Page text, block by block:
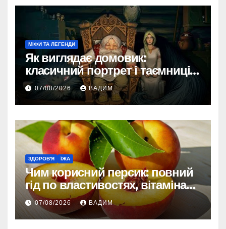
МІФИ ТА ЛЕГЕНДИ
Як виглядає домовик:
класичний портрет і таємниці
зовнішності
07/08/2026 ВАДИМ
ЗДОРОВ'Я ЇЖА
Чим корисний персик: повний
гід по властивостях, вітамінах і
впливі на організм
07/08/2026 ВАДИМ